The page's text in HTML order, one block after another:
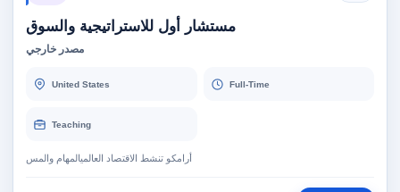
مستشار أول للاستراتيجية والسوق
مصدر خارجي
United States Full-Time
Teaching
أرامكو تنشط الاقتصاد العالميالمهام والمس